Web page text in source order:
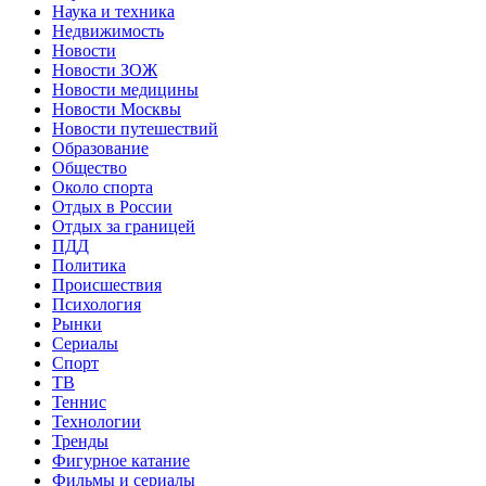
Наука и техника
Недвижимость
Новости
Новости ЗОЖ
Новости медицины
Новости Москвы
Новости путешествий
Образование
Общество
Около спорта
Отдых в России
Отдых за границей
ПДД
Политика
Происшествия
Психология
Рынки
Сериалы
Спорт
ТВ
Теннис
Технологии
Тренды
Фигурное катание
Фильмы и сериалы